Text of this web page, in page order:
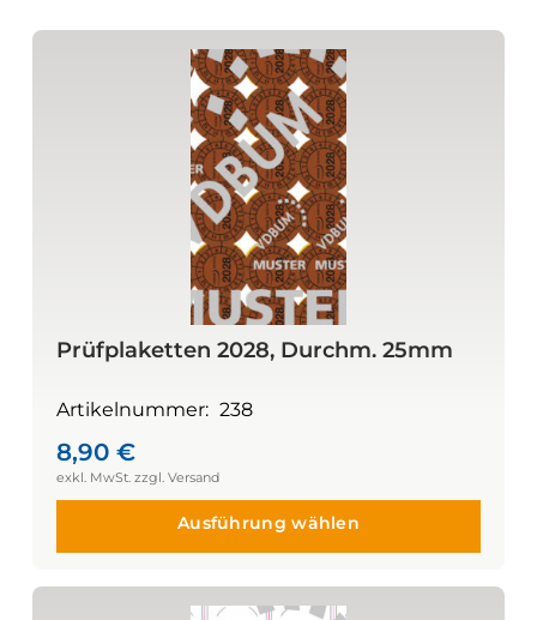
Prüfplaketten 2028, Durchm. 25mm
Artikelnummer: 238
8,90 €
Ausführung wählen